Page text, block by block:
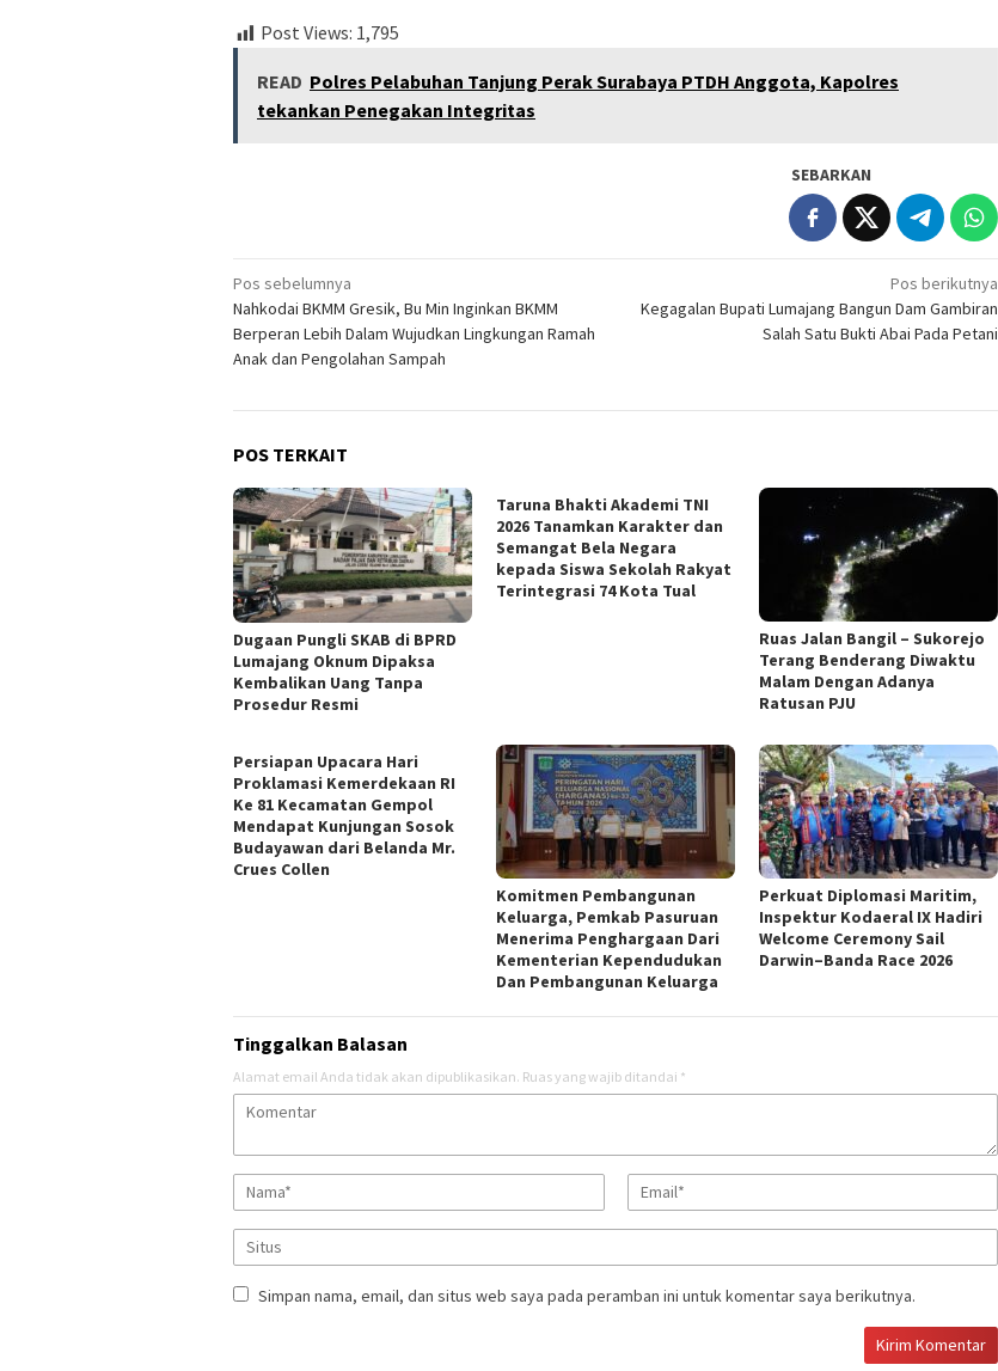
Post Views: 1,795
READ Polres Pelabuhan Tanjung Perak Surabaya PTDH Anggota, Kapolres
tekankan Penegakan Integritas
SEBARKAN
Navigasi
pos
Pos sebelumnya
Nahkodai BKMM Gresik, Bu Min Inginkan BKMM
Berperan Lebih Dalam Wujudkan Lingkungan Ramah
Anak dan Pengolahan Sampah
Pos berikutnya
Kegagalan Bupati Lumajang Bangun Dam Gambiran
Salah Satu Bukti Abai Pada Petani
POS TERKAIT
Dugaan Pungli SKAB di BPRD
Lumajang Oknum Dipaksa
Kembalikan Uang Tanpa
Prosedur Resmi
Taruna Bhakti Akademi TNI
2026 Tanamkan Karakter dan
Semangat Bela Negara
kepada Siswa Sekolah Rakyat
Terintegrasi 74 Kota Tual
Ruas Jalan Bangil – Sukorejo
Terang Benderang Diwaktu
Malam Dengan Adanya
Ratusan PJU
Persiapan Upacara Hari
Proklamasi Kemerdekaan RI
Ke 81 Kecamatan Gempol
Mendapat Kunjungan Sosok
Budayawan dari Belanda Mr.
Crues Collen
Komitmen Pembangunan
Keluarga, Pemkab Pasuruan
Menerima Penghargaan Dari
Kementerian Kependudukan
Dan Pembangunan Keluarga
Perkuat Diplomasi Maritim,
Inspektur Kodaeral IX Hadiri
Welcome Ceremony Sail
Darwin–Banda Race 2026
Tinggalkan Balasan
Alamat email Anda tidak akan dipublikasikan. Ruas yang wajib ditandai *
Simpan nama, email, dan situs web saya pada peramban ini untuk komentar saya berikutnya.